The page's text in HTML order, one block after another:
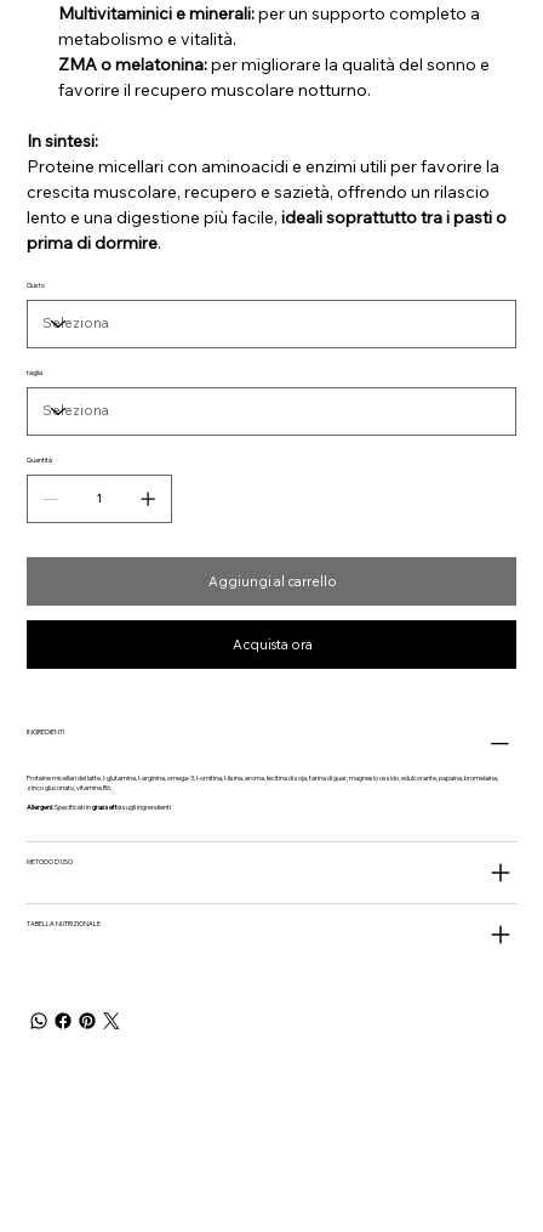
Multivitaminici e minerali:per un supporto completo a
metabolismo e vitalità.
ZMA o melatonina:per migliorare la qualità del sonno e
favorire il recupero muscolare notturno.
In sintesi:
Proteine micellari con aminoacidi e enzimi utili per favorire la
crescita muscolare, recupero e sazietà, offrendo un rilascio
lento e una digestione più facile, ideali soprattutto tra i pasti o
prima di dormire.
Gusto
taglia
Quantità
Aggiungi al carrello
Acquista ora
INGREDIENTI
Proteine micellari del latte, l-glutamina, l-arginina, omega-3, l-ornitina, l-lisina, aroma, lecitina di soja, farina di guar, magnesio ossido, edulcorante, papaina, bromelaina,
zinco gluconato, vitamina B6.
Allergeni:Specificati ingrassettosugli ingrendienti
METODO D'USO
TABELLA NUTRIZIONALE